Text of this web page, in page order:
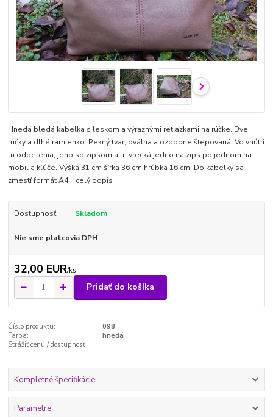
Hnedá bledá kabelka s leskom a výraznými retiazkami na rúčke. Dve
rúčky a dlhé ramienko. Pekný tvar, oválna a ozdobne štepovaná. Vo vnútri
tri oddelenia, jeno so zipsom a tri vrecká jedno na zips po jednom na
mobil a kľúče. Výška 31 cm šírka 36 cm hrúbka 16 cm. Do kabelky sa
zmestí formát A4. celý popis
Dostupnosť Skladom
Nie sme platcovia DPH
32,00 EUR/ks
Pridať do košíka
Číslo produktu:
098
Farba:
hnedá
Strážiť cenu / dostupnosť
Kompletné špecifikácie
Parametre